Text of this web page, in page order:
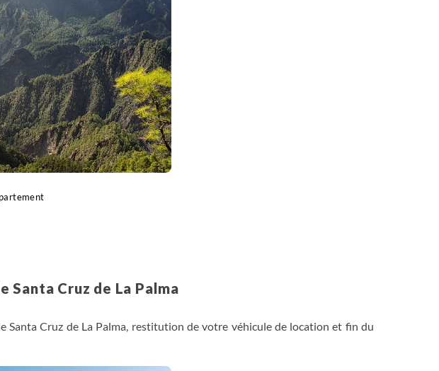
cascades agrémentent cette très belle randonnée.
+280m, -1077m
à 1h
impression de l'histoire volcanique récente de La Palma cette excursion
Teneguía. Vous êtes ici en contact avec l'histoire volcanique la plus
le cratère du San Antonio est à nouveau peuplé de pins, le cratère du
en 1971) dégage encore des effluves de soufre. Il y a en outre plusieurs
promenade plaisante. Au-delà de la noirceur des laves de Llano del Jable
se dévoilent les sommets de Las Cumbres de la caldeira, qui paraissent à
le sentier directement par la crête de la Cumbre Vieja, vous arrivez au
chute jusqu’à la mer.
à 1h
Santa Cruz de La Palma
Santa Cruz de La Palma, restitution de votre véhicule de location et fin du